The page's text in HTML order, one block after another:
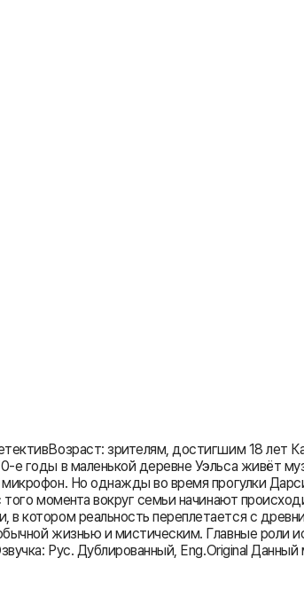
зрителям, достигшим 18 лет
в маленькой деревне Уэльса живёт
Но однажды во время прогулки
момента вокруг семьи начинают
реальность переплетается с
жизнью и мистическим. Главные роли
Рус. Дублированный, Eng.Original Данный